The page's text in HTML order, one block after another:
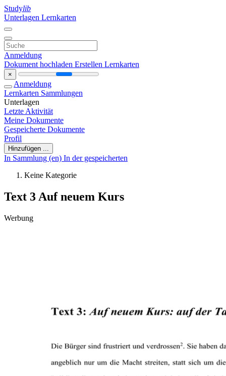
Studylib
Unterlagen Lernkarten
Anmeldung
Dokument hochladen Erstellen Lernkarten
×
Anmeldung
Lernkarten Sammlungen
Unterlagen
Letzte Aktivität
Meine Dokumente
Gespeicherte Dokumente
Profil
Hinzufügen ...
In Sammlung (en) In der gespeicherten
Keine Kategorie
Text 3 Auf neuem Kurs
Werbung